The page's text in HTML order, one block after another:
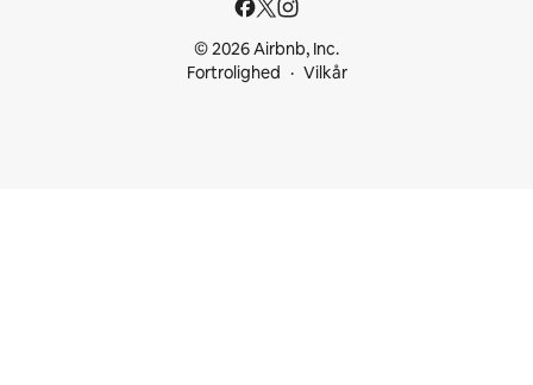
© 2026 Airbnb, Inc.
Fortrolighed
Vilkår